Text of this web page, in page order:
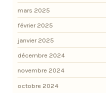
mars 2025
février 2025
janvier 2025
décembre 2024
novembre 2024
octobre 2024